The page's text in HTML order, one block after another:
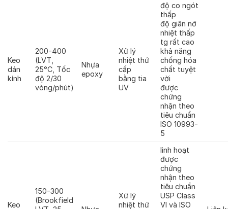
Keo
dán
kính
200-400
(LVT,
25°C, Tốc
độ 2/30
vòng/phút)
Nhựa
epoxy
Xử lý
nhiệt thứ
cấp
bằng tia
UV
độ co ngót
thấp
độ giãn nở
nhiệt thấp
tg rất cao
khả năng
chống hóa
chất tuyệt
vời
được
chứng
nhận theo
tiêu chuẩn
ISO 10993-
5
Keo
150-300
(Brookfield
Xử lý
nhiệt thứ
linh hoạt
được
chứng
nhận theo
tiêu chuẩn
USP Class
VI và ISO